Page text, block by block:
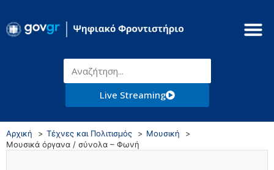
Live Streaming
Αρχική Τέχνες και Πολιτισμός
Μουσική
Μουσικά όργανα / σύνολα – Φωνή